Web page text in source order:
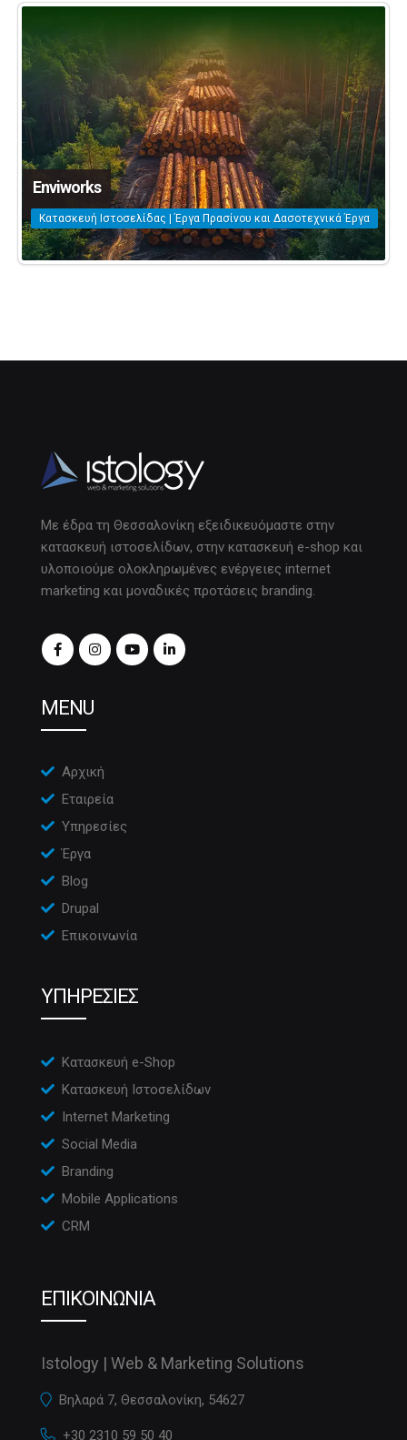
Enviworks
Κατασκευή Ιστοσελίδας | Έργα Πρασίνου και Δασοτεχνικά Έργα
Με έδρα τη Θεσσαλονίκη εξειδικευόμαστε στην
κατασκευή ιστοσελίδων, στην κατασκευή e-shop και
υλοποιούμε ολοκληρωμένες ενέργειες internet
marketing και μοναδικές προτάσεις branding.
MENU
Αρχική
Εταιρεία
Υπηρεσίες
Έργα
Blog
Drupal
Επικοινωνία
ΥΠΗΡΕΣΙΕΣ
Κατασκευή e-Shop
Κατασκευή Ιστοσελίδων
Internet Marketing
Social Media
Branding
Mobile Applications
CRM
ΕΠΙΚΟΙΝΩΝΙΑ
Istology | Web & Marketing Solutions
Βηλαρά 7, Θεσσαλονίκη, 54627
+30 2310 59 50 40